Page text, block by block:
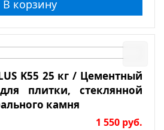
В корзину
K55 25 кг / Цементный
плитки, стеклянной
камня
1 550 руб.